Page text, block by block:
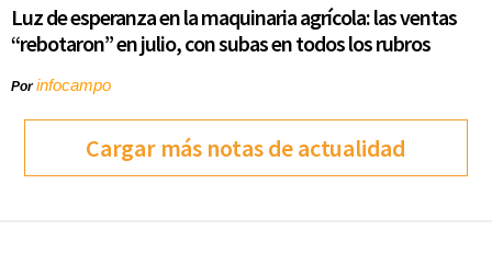
Luz de esperanza en la maquinaria agrícola: las ventas
“rebotaron” en julio, con subas en todos los rubros
Porinfocampo
Cargar más notas de actualidad